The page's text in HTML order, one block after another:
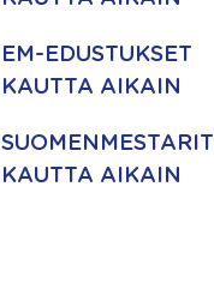
EM-EDUSTUKSET
KAUTTA AIKAIN
SUOMENMESTARIT
KAUTTA AIKAIN